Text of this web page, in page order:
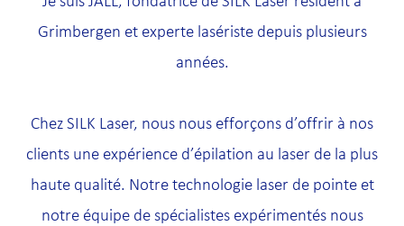
Grimbergen et experte lasériste depuis plusieurs
années.
Chez SILK Laser, nous nous efforçons d’offrir à nos
clients une expérience d’épilation au laser de la plus
haute qualité. Notre technologie laser de pointe et
notre équipe de spécialistes expérimentés nous